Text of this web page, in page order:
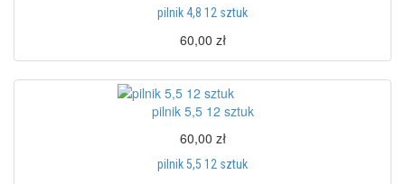
pilnik 4,8 12 sztuk
60,00 zł
pilnik 5,5 12 sztuk
60,00 zł
pilnik 5,5 12 sztuk